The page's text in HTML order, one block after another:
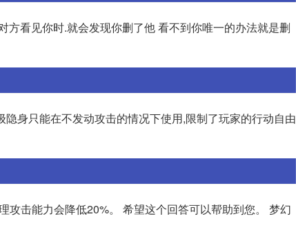
看见你时.就会发现你删了他 看不到你唯一的办法就是删
身只能在不发动攻击的情况下使用,限制了玩家的行动自由
攻击能力会降低20%。 希望这个回答可以帮助到您。 梦幻